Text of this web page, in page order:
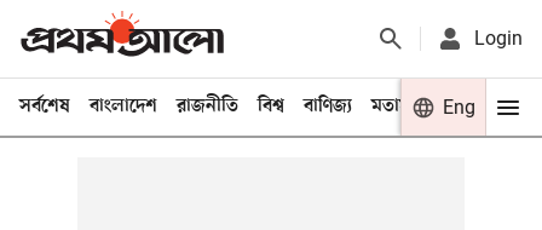
Login
সর্বশেষ বাংলাদেশ রাজনীতি বিশ্ব বাণিজ্য মতামত খেলা
Eng